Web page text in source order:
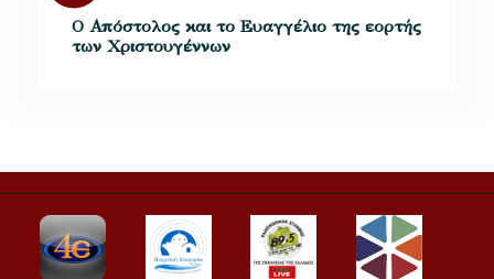
Ο Απόστολος και το Ευαγγέλιο της εορτής
των Χριστουγέννων